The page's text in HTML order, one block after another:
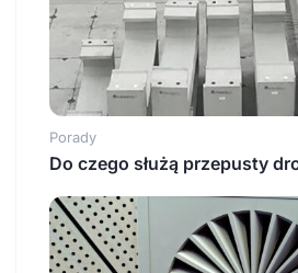
Porady
Do czego służą przepusty